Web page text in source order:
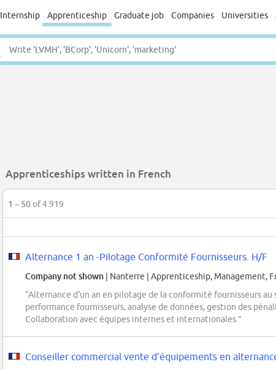
Internship Apprenticeship Graduate job Companies Universities
Apprenticeships written in French
1 – 50of 4.919
Alternance 1 an -Pilotage Conformité Fournisseurs. H/F
Company not shown | Nanterre | Apprenticeship, Management,
“Alternance d'un an en pilotage de la conformité fournisseurs au
performance fournisseurs, analyse de données, gestion des
Collaboration avec équipes internes et internationales.”
Conseiller commercial vente d'équipements en